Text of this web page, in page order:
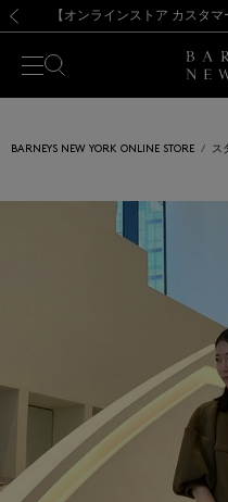
【夏季休業に伴う出荷
熊本県を中心とした地震の
【開催中】SUMMER
【夏季休業に伴う出荷
BARNEYS NEW YORK ONLINE STORE ス